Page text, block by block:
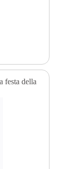
festa della